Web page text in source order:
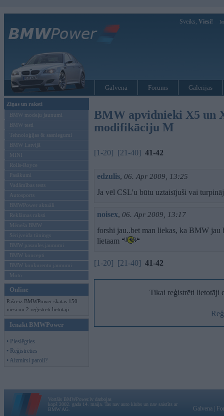
Sveiks, Viesi!
Galvenā Forums Galerijas
Ziņas un raksti
BMW modeļu jaunumi
BMW testi
Tehnoloģijas & sasniegumi
BMW Latvijā
MINI
Rolls-Royce
Pasākumi
Vadāmības tests
Autosports
BMWPower aktuāli
Reklāmas raksti
Mēneša BMW
Sērijveida tūnings
BMW pasaules jaunumi
BMW koncepti
BMW konkurentu jaunumi
Moto
Online
Pašreiz BMWPower skatās 150
viesi un 2 reģistrēti lietotāji.
Ienākt BMWPower
• Pieslēgties
• Reģistrēties
• Aizmirsi paroli?
BMW apvidnieki X5 un
modifikāciju M
[1-20] [21-40] 41-42
edzulis, 06. Apr 2009, 13:25
Ja vēl CSL'u būtu uztaisījuši vai
noisex, 06. Apr 2009, 13:17
forshi jau..bet man liekas, ka BMW jau
lietaam
[1-20] [21-40] 41-42
Tikai reģistrēti lietotāji
Vortāls BMWPower.lv darbojas
kopš 2002. gada 14. maija. Tas nav auto klubs un nav saistīts ar
BMW AG.
Galvena